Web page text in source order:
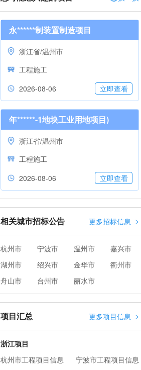
永******制装置制造项目
浙江省/温州市
工程施工
2026-08-06
立即查看
年******-1地块工业用地项目)
浙江省/温州市
工程施工
2026-08-06
立即查看
相关城市招标公告 更多招标信息 >
杭州市 宁波市 温州市
嘉兴市
湖州市
绍兴市 金华市
衢州市
舟山市
台州市 丽水市
项目汇总 更多项目信息 >
浙江项目
杭州市工程项目信息
宁波市工程项目信息